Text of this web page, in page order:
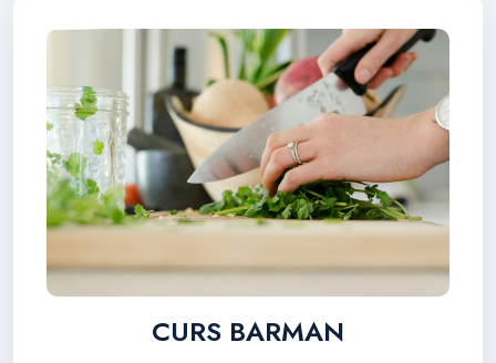
CURS BARMAN